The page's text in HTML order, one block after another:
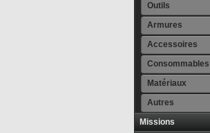
Outils
Armures
Accessoires
Consommables
Matériaux
Autres
Missions